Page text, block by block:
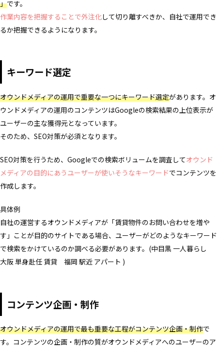
」です。
作業内容を把握することで外注化して切り離すべきか、自社で運用でき
るか把握できるようになります。
キーワード選定
オウンドメディアの運用で重要な一つにキーワード選定があります。オ
ウンドメディアの運用のコンテンツはGoogleの検索結果の上位表示が
ユーザーの主な獲得元となっています。
そのため、SEO対策が必須となります。
SEO対策を行うため、Googleでの検索ボリュームを調査してオウンド
メディアの目的にあうユーザーが使いそうなキーワードでコンテンツを
作成します。
具体例
自社の運営するオウンドメディアが「賃貸物件のお問い合わせを増や
す」ことが目的のサイトである場合、ユーザーがどのようなキーワード
で検索をかけているのか調べる必要があります。(中目黒 一人暮らし
大阪 単身赴任 賃貸 福岡 駅近 アパート )
コンテンツ企画・制作
オウンドメディアの運用で最も重要な工程がコンテンツ企画・制作で
す。コンテンツの企画・制作の質がオウンドメディアへのユーザーのア